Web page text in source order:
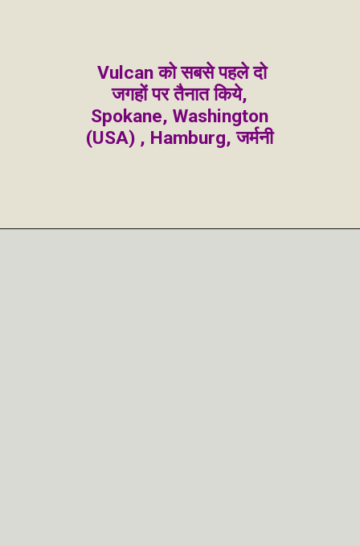
Vulcan को सबसे पहले दो
जगहों पर तैनात किये,
Spokane, Washington
(USA) , Hamburg, जर्मनी